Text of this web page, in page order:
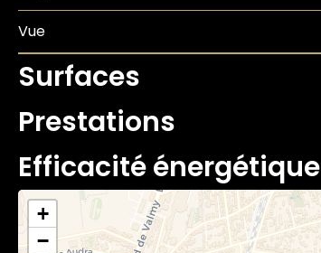
Vue
Surfaces
Prestations
Efficacité énergétique
+
−